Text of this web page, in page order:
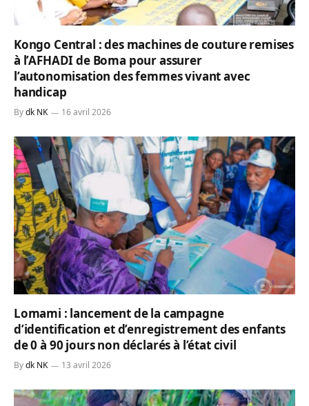
Kongo Central : des machines de couture remises
à l’AFHADI de Boma pour assurer
l’autonomisation des femmes vivant avec
handicap
Bydk NK 16 avril 2026
Lomami : lancement de la campagne
d’identification et d’enregistrement des enfants
de 0 à 90 jours non déclarés à l’état civil
Bydk NK 13 avril 2026